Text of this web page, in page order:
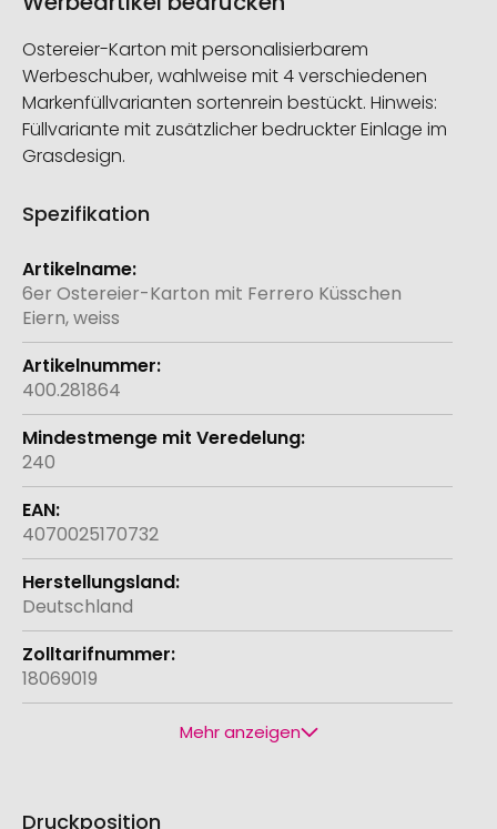
Ostereier-Karton mit personalisierbarem
Werbeschuber, wahlweise mit 4 verschiedenen
Markenfüllvarianten sortenrein bestückt. Hinweis:
Füllvariante mit zusätzlicher bedruckter Einlage im
Grasdesign.
Spezifikation
Weitere
Informationen
6er Ostereier-Karton mit Ferrero Küsschen
Eiern, weiss
400.281864
240
4070025170732
Deutschland
18069019
Mehr anzeigen
Druckposition